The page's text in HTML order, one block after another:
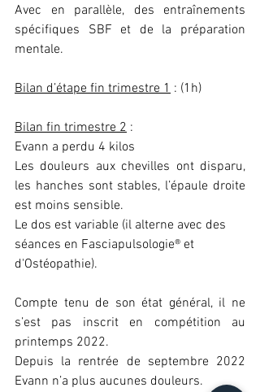
Avec en parallèle, des entraînements
spécifiques SBF et de la préparation
mentale.
Bilan d’étape fin trimestre 1 : (1h)
Bilan fin trimestre 2 :
Evann a perdu 4 kilos
Les douleurs aux chevilles ont disparu,
les hanches sont stables, l’épaule droite
est moins sensible.
Le dos est variable (il alterne avec des
séances en Fasciapulsologie® et
d'Ostéopathie).
Compte tenu de son état général, il ne
s’est pas inscrit en compétition au
printemps 2022.
Depuis la rentrée de septembre 2022
Evann n’a plus aucunes douleurs.